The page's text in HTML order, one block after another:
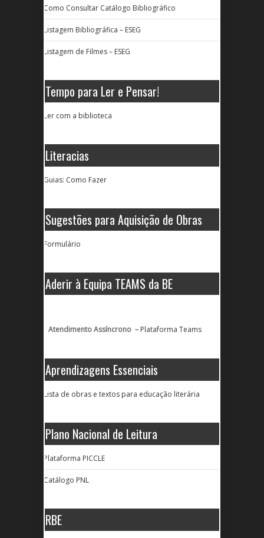
Como Consultar Catálogo Bibliográfico
Listagem Bibliográfica – ESEG
Listagem de Filmes – ESEG
Tempo para Ler e Pensar!
Ler com a biblioteca
Literacias
Guias: Como Fazer
Sugestões para Aquisição de Obras
Formulário
Aderir à Equipa TEAMS da BE
Atendimento Assíncrono – Plataforma Teams
Aprendizagens Essenciais
Lista de obras e textos para educação literária
Plano Nacional de Leitura
Plataforma PICCLE
Catálogo PNL
RBE